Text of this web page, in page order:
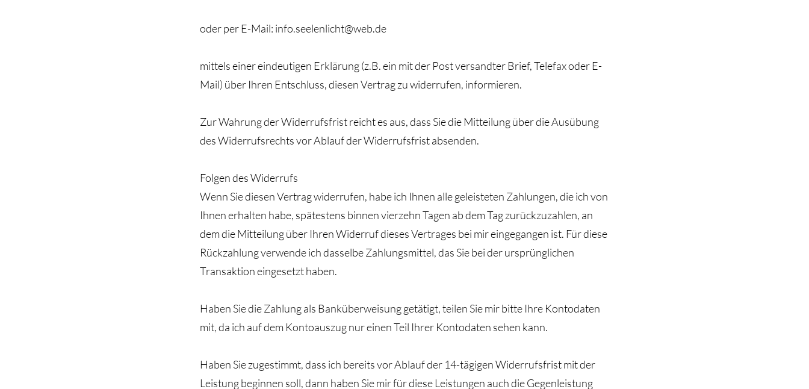
oder per E-Mail: info.seelenlicht@web.de
mittels einer eindeutigen Erklärung (z.B. ein mit der Post versandter Brief, Telefax oder E-
Mail) über Ihren Entschluss, diesen Vertrag zu widerrufen, informieren.
Zur Wahrung der Widerrufsfrist reicht es aus, dass Sie die Mitteilung über die Ausübung
des Widerrufsrechts vor Ablauf der Widerrufsfrist absenden.
Folgen des Widerrufs
Wenn Sie diesen Vertrag widerrufen, habe ich Ihnen alle geleisteten Zahlungen, die ich von
Ihnen erhalten habe, spätestens binnen vierzehn Tagen ab dem Tag zurückzuzahlen, an
dem die Mitteilung über Ihren Widerruf dieses Vertrages bei mir eingegangen ist. Für diese
Rückzahlung verwende ich dasselbe Zahlungsmittel, das Sie bei der ursprünglichen
Transaktion eingesetzt haben.
Haben Sie die Zahlung als Banküberweisung getätigt, teilen Sie mir bitte Ihre Kontodaten
mit, da ich auf dem Kontoauszug nur einen Teil Ihrer Kontodaten sehen kann.
Haben Sie zugestimmt, dass ich bereits vor Ablauf der 14-tägigen Widerrufsfrist mit der
Leistung beginnen soll, dann haben Sie mir für diese Leistungen auch die Gegenleistung